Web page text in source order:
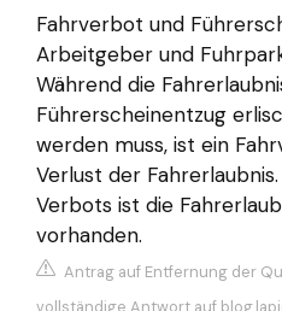
Fahrverbot und
Arbeitgeber und
Während die
Führerscheinentzug
werden muss, ist ein
Verlust der
Verbots ist die
vorhanden.
Antrag auf Entfernung der
vollständige Antwort auf